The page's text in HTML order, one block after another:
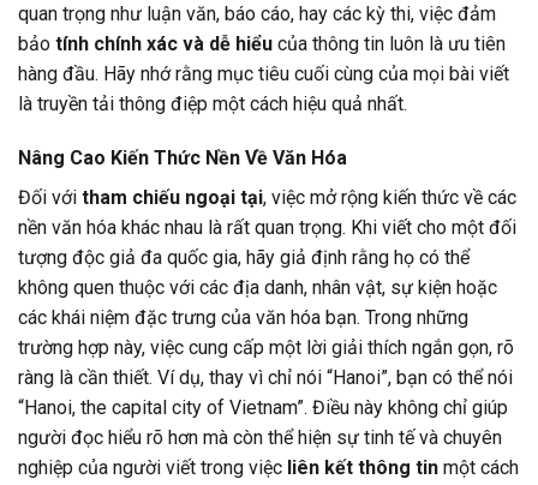
quan trọng như luận văn, báo cáo, hay các kỳ thi, việc đảm
bảo tính chính xác và dễ hiểu của thông tin luôn là ưu tiên
hàng đầu. Hãy nhớ rằng mục tiêu cuối cùng của mọi bài viết
là truyền tải thông điệp một cách hiệu quả nhất.
Nâng Cao Kiến Thức Nền Về Văn Hóa
Đối với tham chiếu ngoại tại, việc mở rộng kiến thức về các
nền văn hóa khác nhau là rất quan trọng. Khi viết cho một đối
tượng độc giả đa quốc gia, hãy giả định rằng họ có thể
không quen thuộc với các địa danh, nhân vật, sự kiện hoặc
các khái niệm đặc trưng của văn hóa bạn. Trong những
trường hợp này, việc cung cấp một lời giải thích ngắn gọn, rõ
ràng là cần thiết. Ví dụ, thay vì chỉ nói “Hanoi”, bạn có thể nói
“Hanoi, the capital city of Vietnam”. Điều này không chỉ giúp
người đọc hiểu rõ hơn mà còn thể hiện sự tinh tế và chuyên
nghiệp của người viết trong việc liên kết thông tin một cách